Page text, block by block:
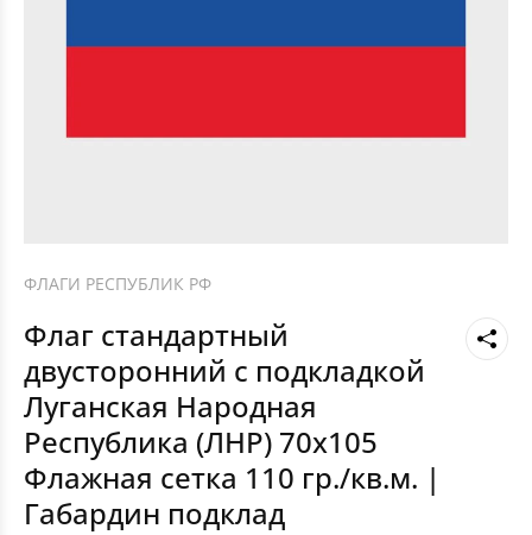
ФЛАГИ РЕСПУБЛИК РФ
Флаг стандартный
двусторонний с подкладкой
Луганская Народная
Республика (ЛНР) 70х105
Флажная сетка 110 гр./кв.м. |
Габардин подклад